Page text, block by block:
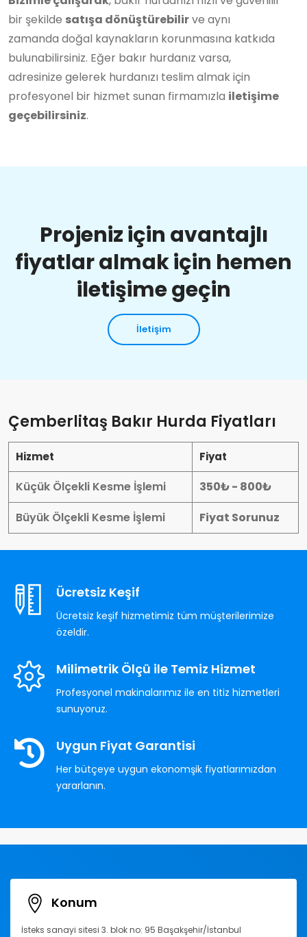
bir şekilde satışa dönüştürebilirve aynı
zamanda doğal kaynakların korunmasına katkıda
bulunabilirsiniz. Eğer bakır hurdanız varsa,
adresinize gelerek hurdanızı teslim almak için
profesyonel bir hizmet sunan firmamızla iletişime
geçebilirsiniz.
Projeniz için avantajlı
fiyatlar almak için hemen
iletişime geçin
İletişim
Çemberlitaş Bakır Hurda Fiyatları
Hizmet Fiyat
Küçük Ölçekli Kesme İşlemi
350₺ - 800₺
Büyük Ölçekli Kesme İşlemi
Fiyat Sorunuz
Ücretsiz Keşif
Ücretsiz keşif hizmetimiz tüm müşterilerimize
özeldir.
Milimetrik Ölçü ile Temiz Hizmet
Profesyonel makinalarımız ile en titiz hizmetleri
sunuyoruz.
Uygun Fiyat Garantisi
Her bütçeye uygun ekonomşik fiyatlarımızdan
yararlanın.
Konum
İsteks sanayi sitesi 3. blok no: 95 Başakşehir/İstanbul